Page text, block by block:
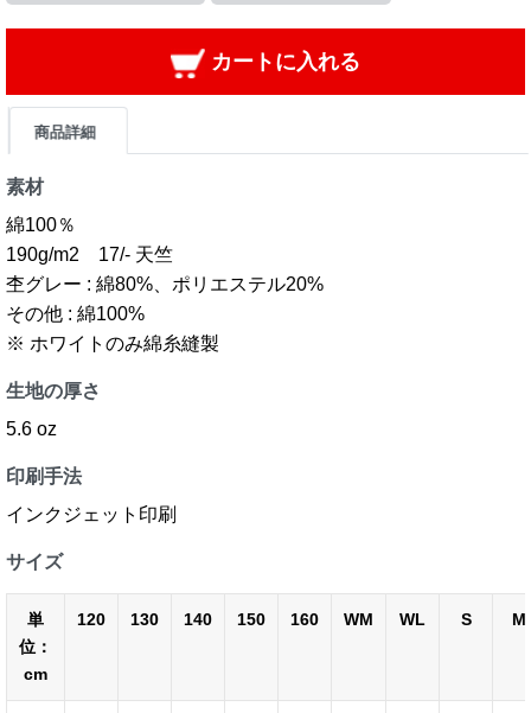
カートに入れる
商品詳細
素材
綿100％
190g/m2 17/- 天竺
杢グレー : 綿80%、ポリエステル20%
その他 : 綿100%
※ ホワイトのみ綿糸縫製
生地の厚さ
5.6 oz
印刷手法
インクジェット印刷
サイズ
単
位：
cm
120 130 140 150 160 WM WL S M